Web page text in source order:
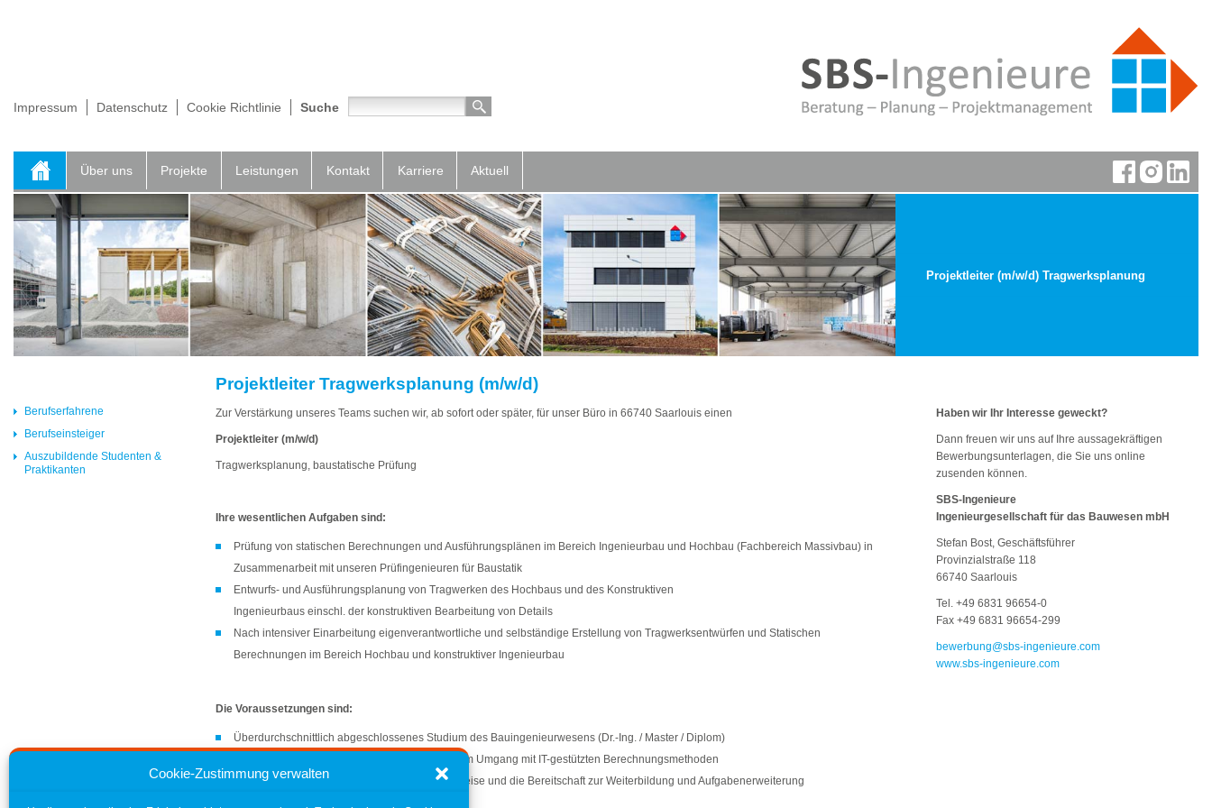
Cookie-Zustimmung verwalten
Impressum Datenschutz Cookie Richtlinie Suche
Über uns Projekte Leistungen Kontakt Karriere Aktuell
Projektleiter (m/w/d) Tragwerksplanung
Berufserfahrene
Berufseinsteiger
Auszubildende Studenten &
Praktikanten
Projektleiter Tragwerksplanung (m/w/d)
Zur Verstärkung unseres Teams suchen wir, ab sofort oder später, für unser Büro in 66740 Saarlouis einen
Projektleiter (m/w/d)
Tragwerksplanung, baustatische Prüfung
Ihre wesentlichen Aufgaben sind:
Prüfung von statischen Berechnungen und Ausführungsplänen im Bereich Ingenieurbau und Hochbau (Fachbereich Massivbau) in
Zusammenarbeit mit unseren Prüfingenieuren für Baustatik
Entwurfs- und Ausführungsplanung von Tragwerken des Hochbaus und des Konstruktiven
Ingenieurbaus einschl. der konstruktiven Bearbeitung von Details
Nach intensiver Einarbeitung eigenverantwortliche und selbständige Erstellung von Tragwerksentwürfen und Statischen
Berechnungen im Bereich Hochbau und konstruktiver Ingenieurbau
Die Voraussetzungen sind:
Überdurchschnittlich abgeschlossenes Studium des Bauingenieurwesens (Dr.-Ing. / Master / Diplom)
Großes Interesse an Tragwerksplanung und dem Umgang mit IT-gestützten Berechnungsmethoden
Strukturierte und eigenverantwortliche Arbeitsweise und die Bereitschaft zur Weiterbildung und Aufgabenerweiterung
Haben wir Ihr Interesse geweckt?
Dann freuen wir uns auf Ihre aussagekräftigen
Bewerbungsunterlagen, die Sie uns online
zusenden können.
SBS-Ingenieure
Ingenieurgesellschaft für das Bauwesen mbH
Stefan Bost, Geschäftsführer
Provinzialstraße 118
66740 Saarlouis
Tel. +49 6831 96654-0
Fax +49 6831 96654-299
bewerbung@sbs-ingenieure.com
www.sbs-ingenieure.com